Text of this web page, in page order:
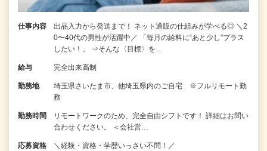
仕事内容
出品入力から発送まで！ ネット通販の仕組みが学べる◎ ＼2
0〜40代の男性が活躍中／ 「毎月の給料に“あと少し”プラス
したい！」 ⇒そんな〈目標〉を…
給与 完全出来高制
勤務地
埼玉県さいたま市、他埼玉県内のご自宅 ※フルリモート勤
務
勤務時間
リモートワークのため、完全自由シフトです！ 詳細はお問い
合わせください。 ＜会社営…
応募資格 ＼経験・資格・学歴いっさい不問！／